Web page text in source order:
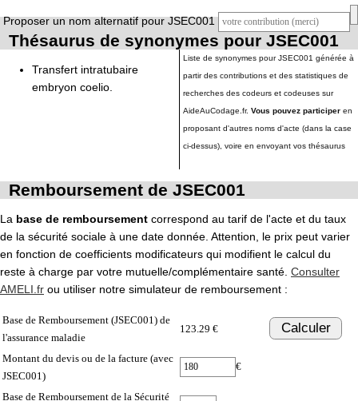
Proposer un nom alternatif pour JSEC001
Thésaurus de synonymes pour JSEC001
Transfert intratubaire
embryon coelio.
Liste de synonymes pour JSEC001 générée à
partir des contributions et des statistiques de
recherches des codeurs et codeuses sur
AideAuCodage.fr. Vous pouvez participer en
proposant d'autres noms d'acte (dans la case
ci-dessus), voire en envoyant vos thésaurus
Remboursement de JSEC001
La base de remboursement correspond au tarif de l'acte et du taux
de la sécurité sociale à une date donnée. Attention, le prix peut varier
en fonction de coefficients modificateurs qui modifient le calcul du
reste à charge par votre mutuelle/complémentaire santé. Consulter
AMELI.fr ou utiliser notre simulateur de remboursement :
Base de Remboursement (JSEC001) de
l'assurance maladie
123.29 € Calculer
Montant du devis ou de la facture (avec
JSEC001)
€
Base de Remboursement de la Sécurité